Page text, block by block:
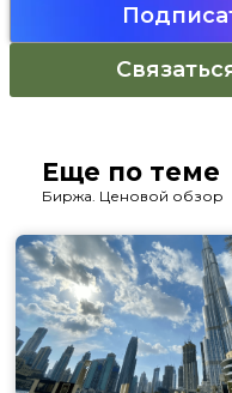
Еще по теме
Биржа. Ценовой обзор